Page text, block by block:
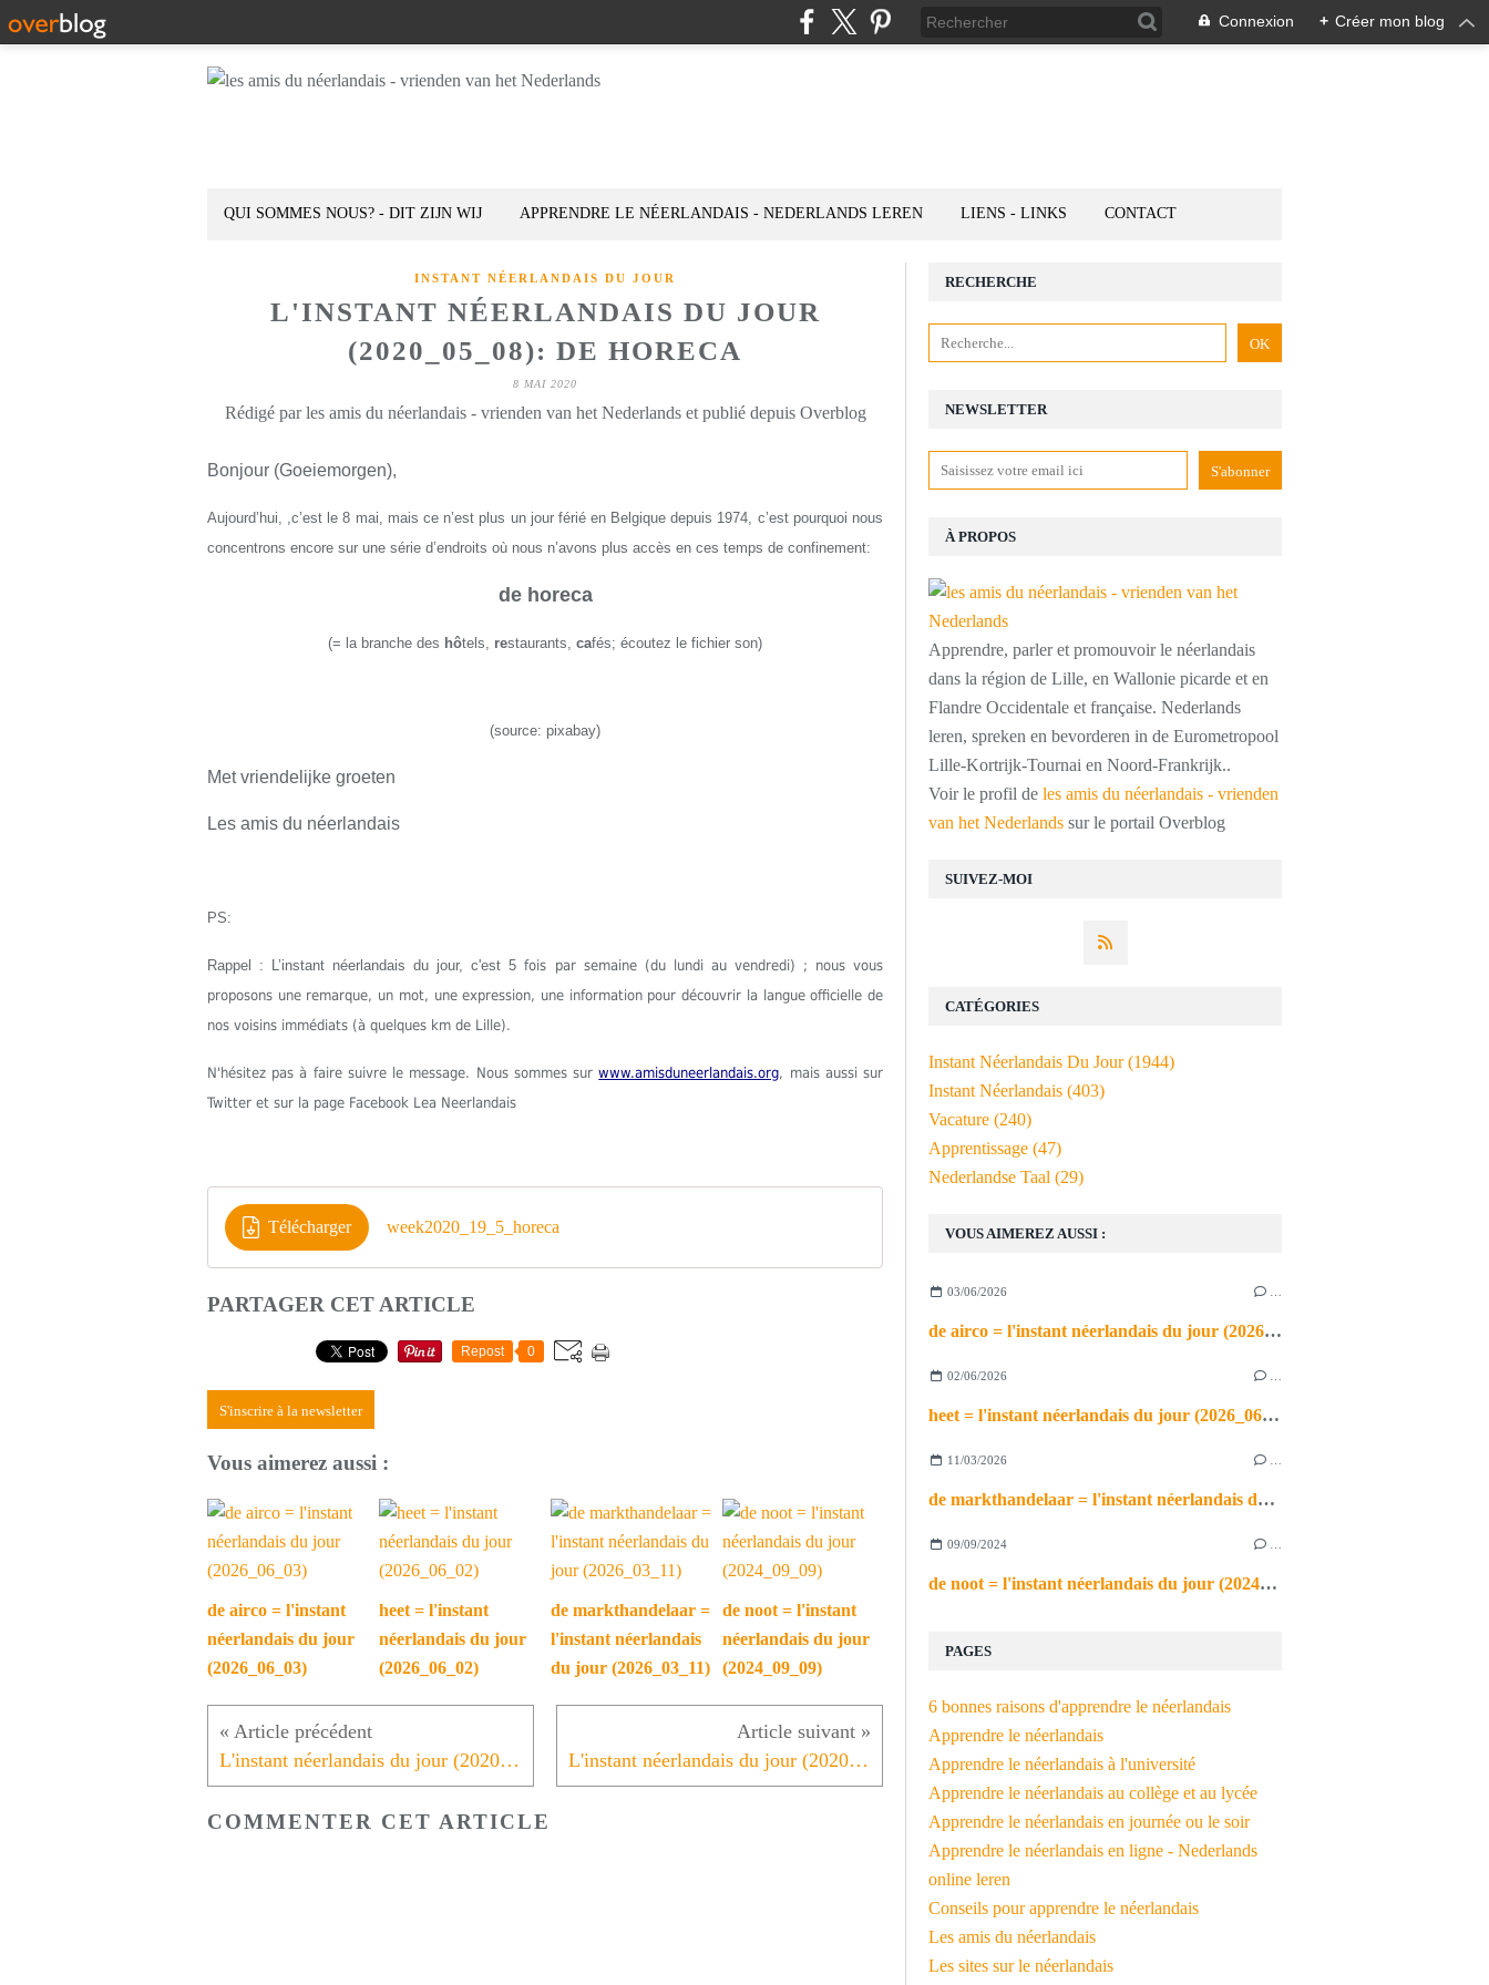
Connexion + Créer mon blog
QUI SOMMES NOUS? - DIT ZIJN WIJ APPRENDRE LE NÉERLANDAIS - NEDERLANDS LEREN LIENS - LINKS CONTACT
INSTANT NÉERLANDAIS DU JOUR
L'INSTANT NÉERLANDAIS DU JOUR
(2020_05_08): DE HORECA
8 MAI 2020
Rédigé par les amis du néerlandais - vrienden van het Nederlands et publié depuis Overblog
Bonjour (Goeiemorgen),
Aujourd’hui, ,c’est le 8 mai, mais ce n’est plus un jour férié en Belgique depuis 1974, c’est pourquoi nous
concentrons encore sur une série d’endroits où nous n’avons plus accès en ces temps de confinement:
de horeca
(= a branche des hôtels, restaurants, cafés; écoutez le fichier son)
(source: pixabay)
Met vriendelijke groeten
Les amis du néerlandais
PS:
Rappel : L’instant néerlandais du jour, c'est 5fois par semaine (du lundi au vendredi) ; nous vous
proposons une remarque, un mot, une expression, une information pour découvrir la langue officielle de
nos voisins immédiats (à quelques km de Lille).
N'hésitez pas à faire suivre le message. Nous sommes surwww.amisduneerlandais.org, mais aussi sur
Twitter et sur la page Facebook Lea Neerlandais
Télécharger week2020_19_5_horeca
PARTAGER CET ARTICLE
Repost 0
S'inscrire à la newsletter
Vous aimerez aussi :
de airco = l'instant
néerlandais du jour
(2026_06_03)
heet = l'instant
néerlandais du jour
(2026_06_02)
de markthandelaar =
l'instant néerlandais
du jour (2026_03_11)
de noot = l'instant
néerlandais du jour
(2024_09_09)
L'instant néerlandais du jour (2020_05_07): het park L'instant néerlandais du jour (2020_05_11): versoepeling van de lockdown
COMMENTER CET ARTICLE
NEWSLETTER
SUIVEZ-MOI
RECHERCHE
À PROPOS
Apprendre, parler et promouvoir le néerlandais
dans la région de Lille, en Wallonie picarde et en
Flandre Occidentale et française. Nederlands
leren, spreken en bevorderen in de Eurometropool
Lille-Kortrijk-Tournai en Noord-Frankrijk..
Voir le profil de les amis du néerlandais - vrienden
van het Nederlands sur le portail Overblog
VOUS AIMEREZ AUSSI :
03/06/2026
de airco = l'instant néerlandais du jour (2026_06_03)
02/06/2026
heet = l'instant néerlandais du jour (2026_06_02)
11/03/2026
de markthandelaar = l'instant néerlandais du jour (2026_03_11)
09/09/2024
de noot = l'instant néerlandais du jour (2024_09_09)
PAGES
6 bonnes raisons d'apprendre le néerlandais
Apprendre le néerlandais
Apprendre le néerlandais à l'université
Apprendre le néerlandais au collège et au lycée
Apprendre le néerlandais en journée ou le soir
Apprendre le néerlandais en ligne - Nederlands
online leren
Conseils pour apprendre le néerlandais
Les amis du néerlandais
Les sites sur le néerlandais
CATÉGORIES
Instant Néerlandais Du Jour(1944)
Instant Néerlandais (403)
Vacature (240)
Apprentissage (47)
Nederlandse Taal (29)